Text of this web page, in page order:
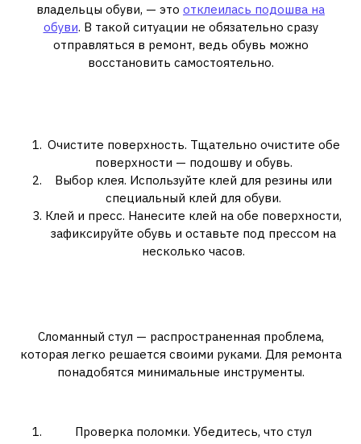
владельцы обуви, — это отклеилась подошва на
обуви. В такой ситуации не обязательно сразу
отправляться в ремонт, ведь обувь можно
восстановить самостоятельно.
Очистите поверхность. Тщательно очистите обе
поверхности — подошву и обувь.
Выбор клея. Используйте клей для резины или
специальный клей для обуви.
Клей и пресс. Нанесите клей на обе поверхности,
зафиксируйте обувь и оставьте под прессом на
несколько часов.
Сломанный стул — распространенная проблема,
которая легко решается своими руками. Для ремонта
понадобятся минимальные инструменты.
Проверка поломки. Убедитесь, что стул